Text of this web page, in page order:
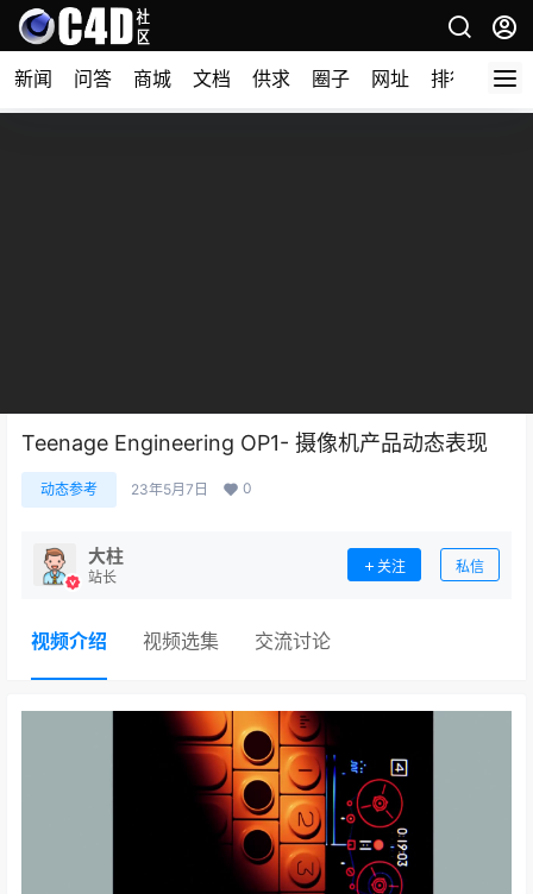
新闻 问答 商城 文档 供求 圈子 网址 排行榜
Teenage Engineering OP1- 摄像机产品动态表现
动态参考 23年5月7日 0
大柱
站长
关注 私信
视频介绍 视频选集 交流讨论